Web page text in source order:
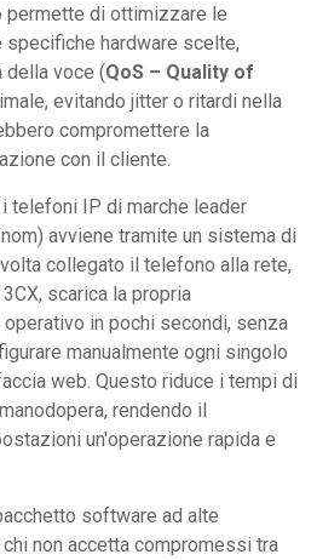
permette di ottimizzare le
hardware scelte,
della voce (QoS – Quality of
evitando jitter o ritardi nella
compromettere la
con il cliente.
telefoni IP di marche leader
avviene tramite un sistema di
volta collegato il telefono alla rete,
scarica la propria
in pochi secondi, senza
manualmente ogni singolo
web. Questo riduce i tempi di
rendendo il
un'operazione rapida e
software ad alte
non accetta compromessi tra